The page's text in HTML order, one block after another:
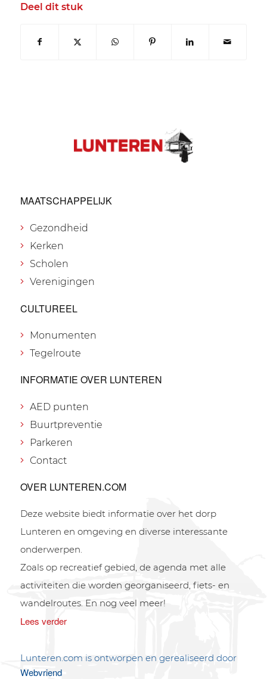
Deel dit stuk
MAATSCHAPPELIJK
Gezondheid
Kerken
Scholen
Verenigingen
CULTUREEL
Monumenten
Tegelroute
INFORMATIE OVER LUNTEREN
AED punten
Buurtpreventie
Parkeren
Contact
OVER LUNTEREN.COM
Deze website biedt informatie over het dorp
Lunteren en omgeving en diverse interessante
onderwerpen.
Zoals op recreatief gebied, de agenda met alle
activiteiten die worden georganiseerd, fiets- en
wandelroutes. En nog veel meer!
Lees verder
Lunteren.com is ontworpen en gerealiseerd door
Webvriend